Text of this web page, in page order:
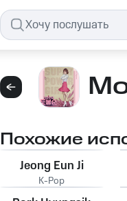
Похожие
Jeong Eun Ji
K-Pop